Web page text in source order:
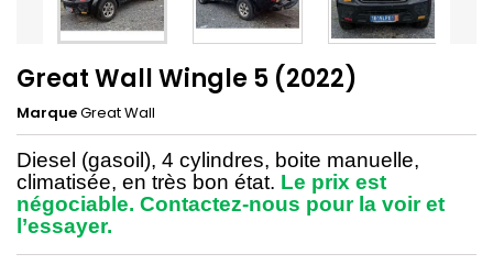
Great Wall Wingle 5 (2022)
MarqueGreat Wall
Diesel (gasoil), 4 cylindres, boite manuelle,
climatisée, en très bon état. Le prix est
négociable. Contactez-nous pour la voir et
l’essayer.